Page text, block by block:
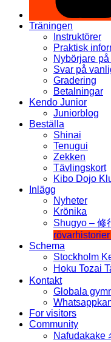
Träningen
Instruktörer
Praktisk
Nybörjare
Svar på
Gradering
Betalningar
Kendo Junior
Juniorblog
Beställa
Shinai
Tenugui
Zekken
Tävlingskort
Kibo Dojo
Inlägg
Nyheter
Krönika
Shugyo – 修
Schema
Stockholm
Hoku Tozai
Kontakt
Globala
For visitors
Community
Nafudakake